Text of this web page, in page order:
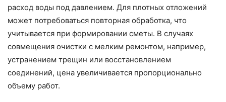
расход воды под давлением. Для плотных отложений
может потребоваться повторная обработка, что
учитывается при формировании сметы. В случаях
совмещения очистки с мелким ремонтом, например,
устранением трещин или восстановлением
соединений, цена увеличивается пропорционально
объему работ.